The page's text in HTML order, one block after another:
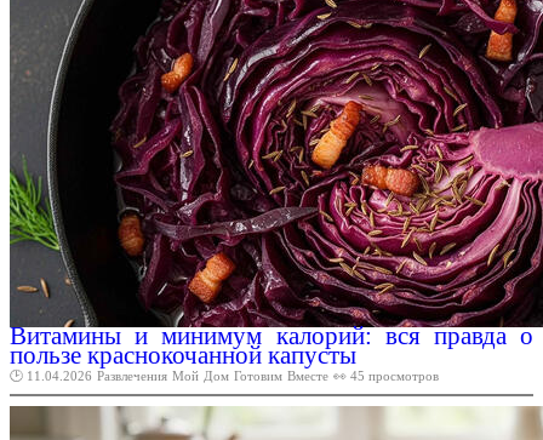
Витамины и минимум калорий: вся правда о
пользе краснокочанной капусты
🕑 11.04.2026 Развлечения Мой Дом Готовим Вместе 👀 45 просмотров